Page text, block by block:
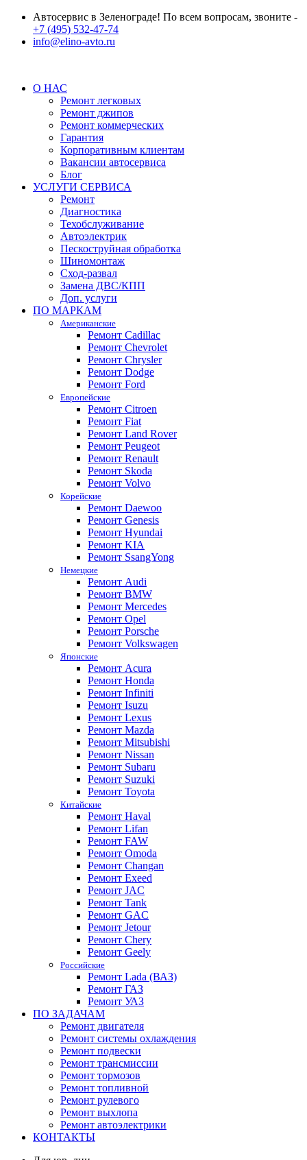
Автосервис в Зеленограде! По всем вопросам, звоните -
+7 (495) 532-47-74
info@elino-avto.ru
О НАС
Ремонт легковых
Ремонт джипов
Ремонт коммерческих
Гарантия
Корпоративным клиентам
Вакансии автосервиса
Блог
УСЛУГИ СЕРВИСА
Ремонт
Диагностика
Техобслуживание
Автоэлектрик
Пескоструйная обработка
Шиномонтаж
Сход-развал
Замена ДВС/КПП
Доп. услуги
ПО МАРКАМ
Американские
Ремонт Cadillac
Ремонт Chevrolet
Ремонт Chrysler
Ремонт Dodge
Ремонт Ford
Европейские
Ремонт Citroen
Ремонт Fiat
Ремонт Land Rover
Ремонт Peugeot
Ремонт Renault
Ремонт Skoda
Ремонт Volvo
Корейские
Ремонт Daewoo
Ремонт Genesis
Ремонт Hyundai
Ремонт KIA
Ремонт SsangYong
Немецкие
Ремонт Audi
Ремонт BMW
Ремонт Mercedes
Ремонт Opel
Ремонт Porsche
Ремонт Volkswagen
Японские
Ремонт Acura
Ремонт Honda
Ремонт Infiniti
Ремонт Isuzu
Ремонт Lexus
Ремонт Mazda
Ремонт Mitsubishi
Ремонт Nissan
Ремонт Subaru
Ремонт Suzuki
Ремонт Toyota
Китайские
Ремонт Haval
Ремонт Lifan
Ремонт FAW
Ремонт Omoda
Ремонт Changan
Ремонт Exeed
Ремонт JAC
Ремонт Tank
Ремонт GAC
Ремонт Jetour
Ремонт Chery
Ремонт Geely
Российские
Ремонт Lada (ВАЗ)
Ремонт ГАЗ
Ремонт УАЗ
ПО ЗАДАЧАМ
Ремонт двигателя
Ремонт системы охлаждения
Ремонт подвески
Ремонт трансмиссии
Ремонт тормозов
Ремонт топливной
Ремонт рулевого
Ремонт выхлопа
Ремонт автоэлектрики
КОНТАКТЫ